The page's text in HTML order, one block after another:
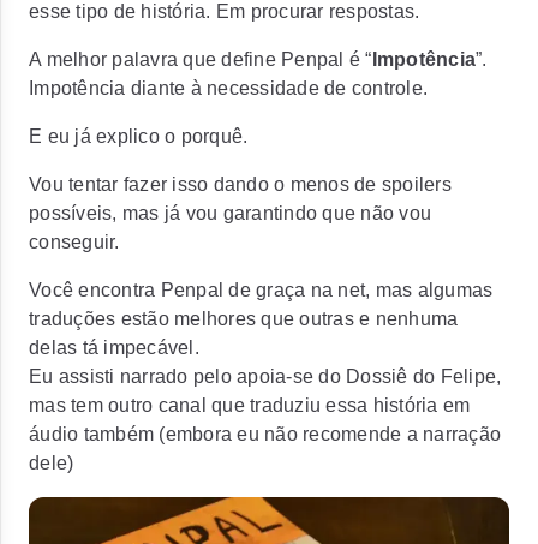
esse tipo de história. Em procurar respostas.
A melhor palavra que define Penpal é “ Impotência”.
Impotência diante à necessidade de controle.
E eu já explico o porquê.
Vou tentar fazer isso dando o menos de spoilers
possíveis, mas já vou garantindo que não vou
conseguir.
Você encontra Penpal de graça na net, mas algumas
traduções estão melhores que outras e nenhuma
delas tá impecável.
Eu assisti narrado pelo apoia-se do Dossiê do Felipe,
mas tem outro canal que traduziu essa história em
áudio também (embora eu não recomende a narração
dele)